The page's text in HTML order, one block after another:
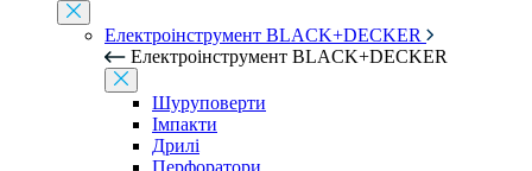
Електроінструмент BLACK+DECKER
Електроінструмент BLACK+DECKER
Шуруповерти
Імпакти
Дрилі
Перфоратори